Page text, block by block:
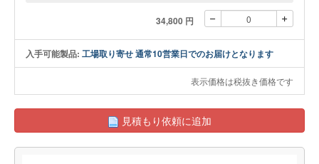
34,800 円
入手可能製品: 工場取り寄せ 通常10営業日でのお届けとなります
表示価格は税抜き価格です
見積もり依頼に追加